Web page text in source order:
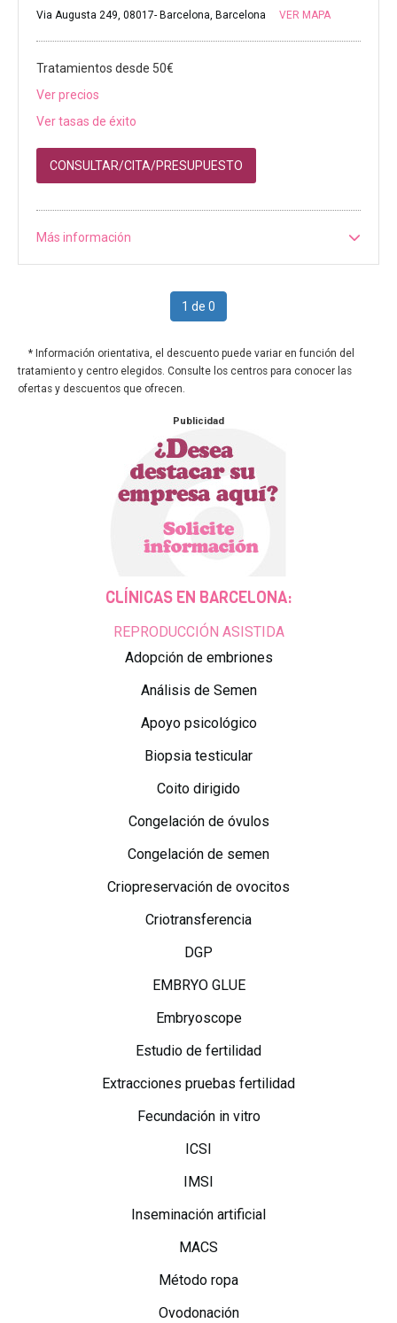
Via Augusta 249, 08017- Barcelona, Barcelona VER MAPA
Tratamientos desde 50€
Ver precios
Ver tasas de éxito
CONSULTAR/CITA/PRESUPUESTO
Más información
1 de 0
* Información orientativa, el descuento puede variar en función del
tratamiento y centro elegidos. Consulte los centros para conocer las
ofertas y descuentos que ofrecen.
Publicidad
CLÍNICAS EN BARCELONA:
REPRODUCCIÓN ASISTIDA
Adopción de embriones
Análisis de Semen
Apoyo psicológico
Biopsia testicular
Coito dirigido
Congelación de óvulos
Congelación de semen
Criopreservación de ovocitos
Criotransferencia
DGP
EMBRYO GLUE
Embryoscope
Estudio de fertilidad
Extracciones pruebas fertilidad
Fecundación in vitro
ICSI
IMSI
Inseminación artificial
MACS
Método ropa
Ovodonación